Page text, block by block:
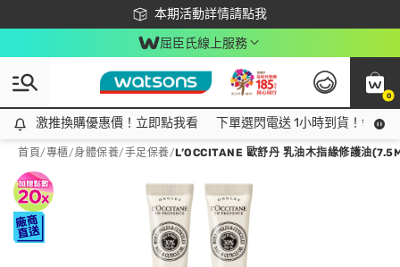
本期活動詳情請點我
下載app最高回饋$350
屈臣氏線上服務
0
激推換購優惠價！立即點我看
激推換購優惠價！立即點我看 下單選閃電送 1小時到貨！領神
首頁/專櫃/身體保養/手足保養/L’OCCITANE 歐舒丹 乳油木指緣修護油